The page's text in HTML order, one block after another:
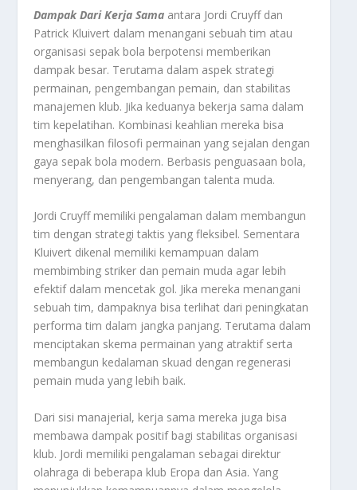
Dampak Dari Kerja Sama antara Jordi Cruyff dan
Patrick Kluivert dalam menangani sebuah tim atau
organisasi sepak bola berpotensi memberikan
dampak besar. Terutama dalam aspek strategi
permainan, pengembangan pemain, dan stabilitas
manajemen klub. Jika keduanya bekerja sama dalam
tim kepelatihan. Kombinasi keahlian mereka bisa
menghasilkan filosofi permainan yang sejalan dengan
gaya sepak bola modern. Berbasis penguasaan bola,
menyerang, dan pengembangan talenta muda.
Jordi Cruyff memiliki pengalaman dalam membangun
tim dengan strategi taktis yang fleksibel. Sementara
Kluivert dikenal memiliki kemampuan dalam
membimbing striker dan pemain muda agar lebih
efektif dalam mencetak gol. Jika mereka menangani
sebuah tim, dampaknya bisa terlihat dari peningkatan
performa tim dalam jangka panjang. Terutama dalam
menciptakan skema permainan yang atraktif serta
membangun kedalaman skuad dengan regenerasi
pemain muda yang lebih baik.
Dari sisi manajerial, kerja sama mereka juga bisa
membawa dampak positif bagi stabilitas organisasi
klub. Jordi memiliki pengalaman sebagai direktur
olahraga di beberapa klub Eropa dan Asia. Yang